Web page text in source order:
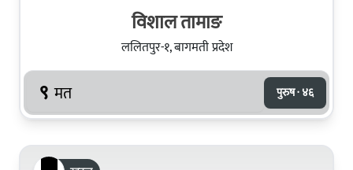
विशाल तामाङ
ललितपुर-१, बागमती प्रदेश
९ मत पुरुष · ४६